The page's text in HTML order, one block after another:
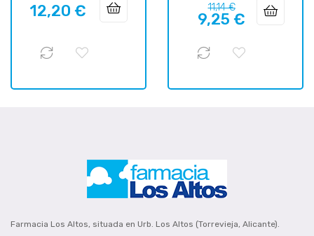
Precio
12,20 €
Precio
regular
11,14 €Precio
9,25 €
Farmacia Los Altos, situada en Urb. Los Altos (Torrevieja, Alicante).